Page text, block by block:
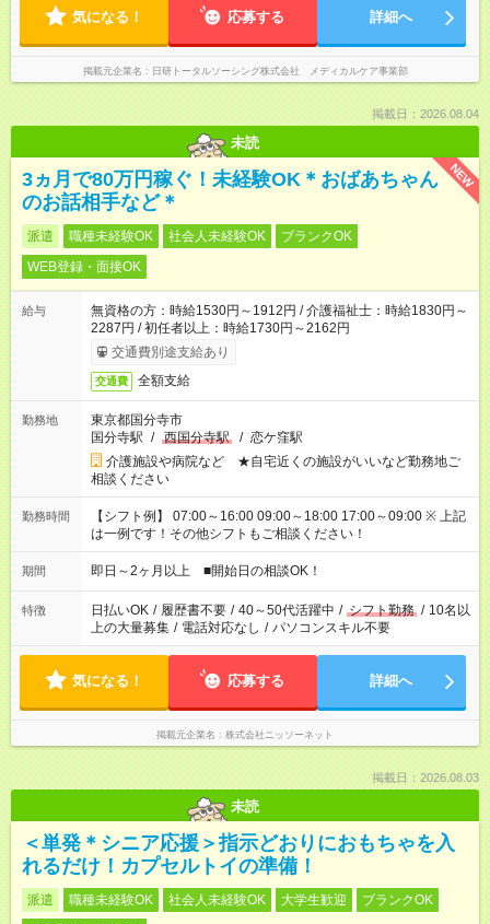
気になる！ 応募する 詳細へ
掲載元企業名 日研トータルソーシング株式会社 メディカルケア事業部
掲載日：2026.08.04
未読
NEW
3ヵ月で80万円稼ぐ！未経験OK＊おばあちゃん
のお話相手など＊
派遣 職種未経験OK 社会人未経験OK
ブランクOK
WEB登録・面接OK
給与
無資格の方：時給1530円～1912円 / 介護福祉士：時給1830円～
2287円 / 初任者以上：時給1730円～2162円
交通費別途支給あり
交通費 全額支給
勤務地
東京都国分寺市
国分寺駅 / 西国分寺駅 / 恋ケ窪駅
介護施設や病院など ★自宅近くの施設がいいなど勤務地ご
相談ください
勤務時間
【シフト例】 07:00～16:00 09:00～18:00 17:00～09:00 ※ 上記
は一例です！その他シフトもご相談ください！
期間 即日～2ヶ月以上 ■開始日の相談OK！
特徴 日払いOK / 履歴書不要 / 40～50代活躍中 / シフト勤務 / 10名以
上の大量募集 / 電話対応なし / パソコンスキル不要
気になる！ 応募する 詳細へ
掲載元企業名 株式会社ニッソーネット
掲載日：2026.08.03
未読
＜単発＊シニア応援＞指示どおりにおもちゃを入
れるだけ！カプセルトイの準備！
派遣 職種未経験OK 社会人未経験OK 大学生歓迎
ブランクOK